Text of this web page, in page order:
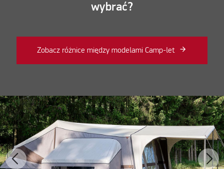
wybrać?
Zobacz różnice między modelami Camp-let